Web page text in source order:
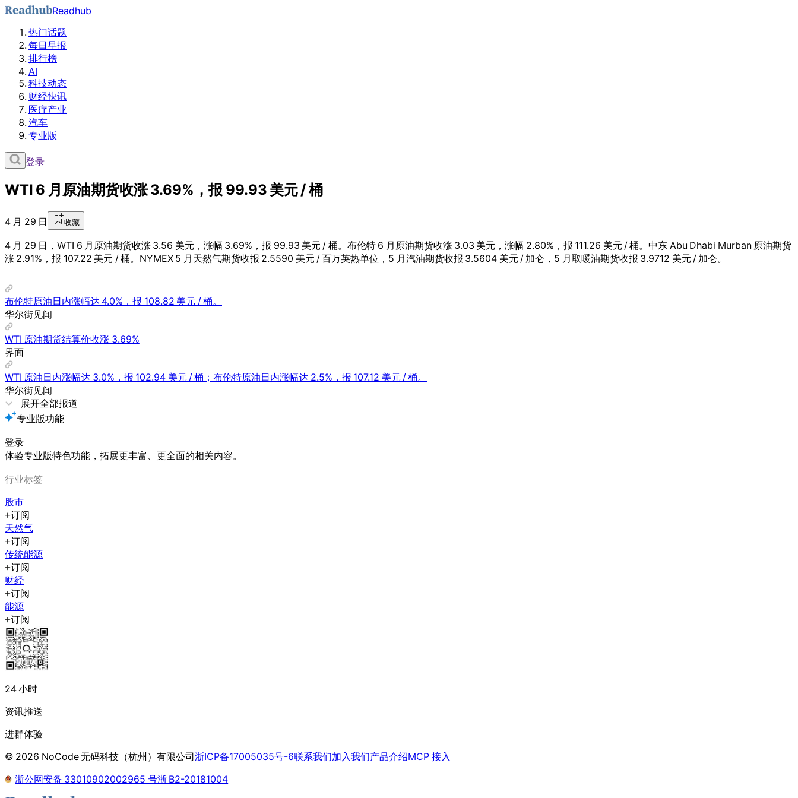
Readhub
热门话题
每日早报
排行榜
AI
科技动态
财经快讯
医疗产业
汽车
专业版
登录
WTI 6 月原油期货收涨 3.69%，报 99.93 美元 / 桶
4 月 29 日 收藏
4 月 29 日，WTI 6 月原油期货收涨 3.56 美元，涨幅 3.69%，报 99.93 美元 / 桶。布伦特 6 月原油期货收涨 3.03 美元，涨幅 2.80%，报 111.26 美元 / 桶。中东 Abu Dhabi Murban 原油期货
涨 2.91%，报 107.22 美元 / 桶。NYMEX 5 月天然气期货收报 2.5590 美元 / 百万英热单位，5 月汽油期货收报 3.5604 美元 / 加仑，5 月取暖油期货收报 3.9712 美元 / 加仑。
布伦特原油日内涨幅达 4.0%，报 108.82 美元 / 桶。
华尔街见闻
WTI 原油期货结算价收涨 3.69%
界面
WTI 原油日内涨幅达 3.0%，报 102.94 美元 / 桶；布伦特原油日内涨幅达 2.5%，报 107.12 美元 / 桶。
华尔街见闻
展开全部报道
专业版功能
登录
体验专业版特色功能，拓展更丰富、更全面的相关内容。
行业标签
股市
订阅
天然气
订阅
传统能源
订阅
财经
订阅
能源
订阅
24 小时
资讯推送
进群体验
© 2026 NoCode 无码科技（杭州）有限公司浙ICP备17005035号-6联系我们加入我们产品介绍MCP 接入
浙公网安备 33010902002965 号浙 B2-20181004